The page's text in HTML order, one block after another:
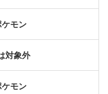
モン
対象外
モン